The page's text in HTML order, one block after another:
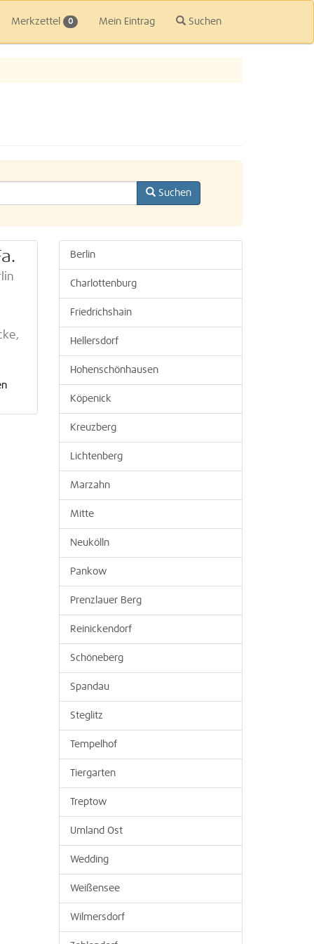
Merkzettel 0 Mein Eintrag Suchen
Suchen
Berlin
Charlottenburg
Friedrichshain
Hellersdorf
Hohenschönhausen
Köpenick
Kreuzberg
Lichtenberg
Marzahn
Mitte
Neukölln
Pankow
Prenzlauer Berg
Reinickendorf
Schöneberg
Spandau
Steglitz
Tempelhof
Tiergarten
Treptow
Umland Ost
Wedding
Weißensee
Wilmersdorf